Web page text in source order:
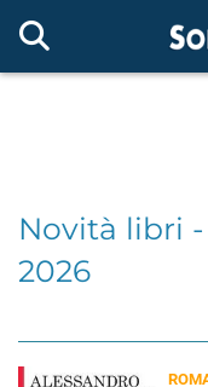
Novità libri
2026